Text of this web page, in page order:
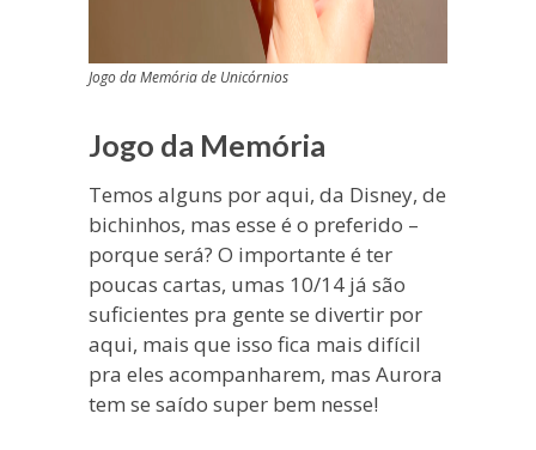
Jogo da Memória de Unicórnios
Jogo da Memória
Temos alguns por aqui, da Disney, de
bichinhos, mas esse é o preferido –
porque será? O importante é ter
poucas cartas, umas 10/14 já são
suficientes pra gente se divertir por
aqui, mais que isso fica mais difícil
pra eles acompanharem, mas Aurora
tem se saído super bem nesse!